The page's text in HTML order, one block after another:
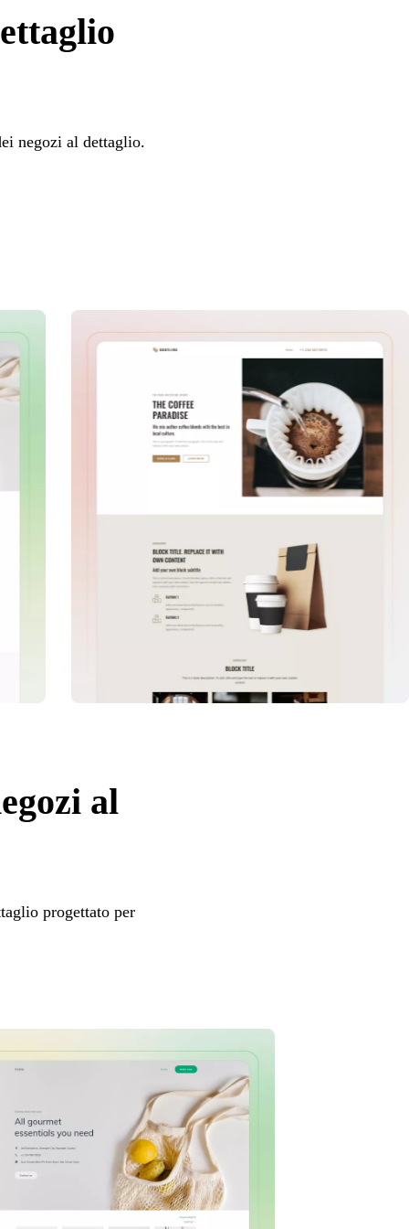
negozi al dettaglio.
al
progettato per